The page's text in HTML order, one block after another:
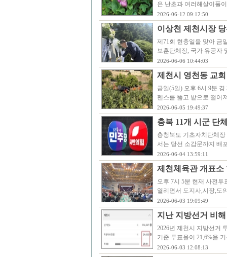
은 난초과 여러해살이풀
2026-06-12 09:12:50
이상천 제천시장
제71회 현충일을 맞아 금
보훈단체장, 국가 유공자
2026-06-06 10:44:03
제천시 영천동 교
금일(5일) 오후 6시 9분
펜스를 뚫고 밭으로 떨어
2026-06-05 19:49:37
충북 11개 시군 단
층청북도 기초자치단체
서는 당선 소감문까지 배
2026-06-04 13:59:11
제천체육관 개표
오후 7시 5분 현재 사전
열리면서 도지사,시장,도
2026-06-03 19:09:49
지난 지방선거 비
2026년 제천시 지방선거
기준 투표율이 21,6%을
2026-06-03 12:08:13